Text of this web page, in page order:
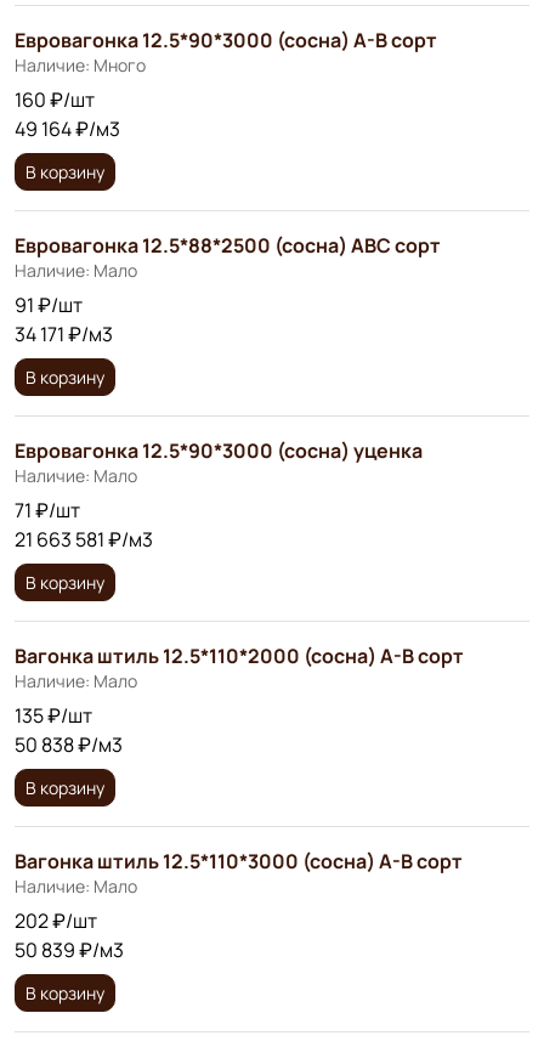
Евровагонка 12.5*90*3000 (сосна) А-В сорт
Наличие: Много
160 ₽/шт
49 164 ₽/м3
В корзину
Евровагонка 12.5*88*2500 (сосна) АВС сорт
Наличие: Мало
91 ₽/шт
34 171 ₽/м3
В корзину
Евровагонка 12.5*90*3000 (сосна) уценка
Наличие: Мало
71 ₽/шт
21 663 581 ₽/м3
В корзину
Вагонка штиль 12.5*110*2000 (сосна) А-В сорт
Наличие: Мало
135 ₽/шт
50 838 ₽/м3
В корзину
Вагонка штиль 12.5*110*3000 (сосна) А-В сорт
Наличие: Мало
202 ₽/шт
50 839 ₽/м3
В корзину